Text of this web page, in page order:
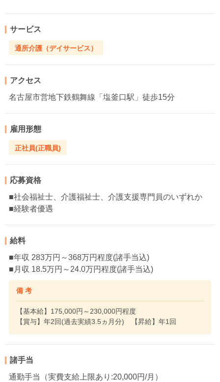
サービス
通所介護（デイサービス）
アクセス
名古屋市営地下鉄鶴舞線「塩釜口駅」徒歩15分
雇用形態
正社員(正職員)
応募資格
■社会福祉士、介護福祉士、介護支援専門員のいずれか
■経験者優遇
給料
■年収 283万円～368万円程度(諸手当込)
■月収 18.5万円～24.0万円程度(諸手当込)
備 考
【基本給】175,000円～230,000円程度
【賞与】年2回(過去実績3.5ヵ月分) 【昇給】年1回
諸手当
通勤手当（実費支給上限あり:20,000円/月）